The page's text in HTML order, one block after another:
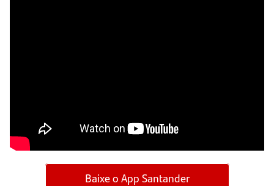
Baixe o App Santander